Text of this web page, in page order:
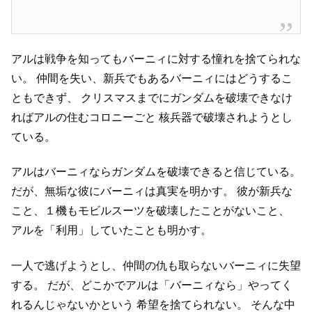
アルは戦争を知ってもバーニィに対する憧れを捨てられな
い。
仲間を失い、新兵でもあるバーニィにはどうするこ
ともできず、
クリスマスまでにガンダムを破壊できなけ
ればアルの住むコロニーごと 核兵器で破壊されようとし
ている。
アルはバーニィならガンダムを破壊できると信じている。
だが、無垢な彼にバーニィは真実を明かす。
彼が新兵な
こと、１機もモビルスーツを破壊したことがないこと、
アルを「利用」していたことも明かす。
一人で逃げようとし、仲間の仇も取らないバーニィに失望
する。
だが、どこかでアルは「バーニィなら」やってく
れるんじゃないかという 希望を捨てられない。
そんな中